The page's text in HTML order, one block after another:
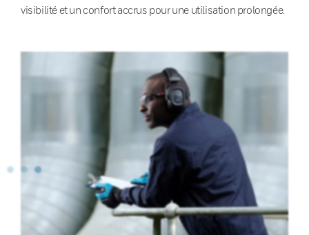
visibilité et un confort accrus pour une utilisation prolongée.